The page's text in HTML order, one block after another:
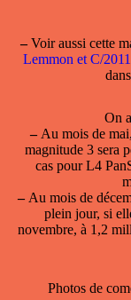
–Voir aussi cette
Lemmon et C/
On
–Au mois de mai,
magnitude 3 sera
cas pour L4
–Au mois de
plein jour, si
novembre, à 1,2
Photos de